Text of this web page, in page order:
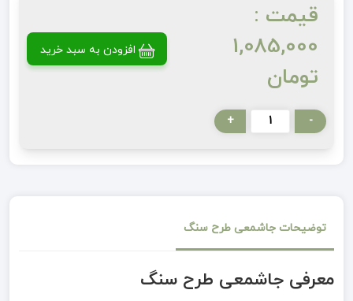
قیمت :
1,085,000
تومان
افزودن به سبد خرید
-
+
توضیحات جاشمعی طرح سنگ
معرفی جاشمعی طرح سنگ